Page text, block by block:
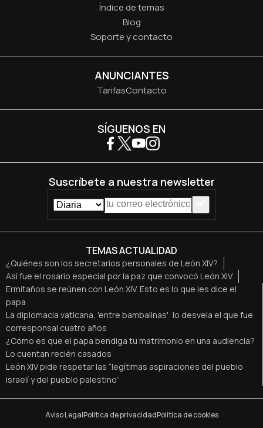
Índice de temas
Blog
Soporte y contacto
ANUNCIANTES
TarifasContacto
TEMAS ACTUALIDAD
¿Quiénes son los secretarios personales de León XIV?
Así fue el rosario especial por la paz que convocó León XIV
Ermitaños se reúnen con León XIV. Esto es lo que les dice el
papa
La diplomacia vaticana, 'entre bambalinas': lo desvela el que fue
corresponsal cuatro años
¿Cómo es que el papa bendiga tu matrimonio en una audiencia?
Lo cuentan recién casados
León XIV pide respetar las “legítimas aspiraciones del pueblo
israelí y del pueblo palestino”
SÍGUENOS EN
Suscríbete a nuestra newsletter
Aviso LegalPolítica de privacidadPolítica de cookies